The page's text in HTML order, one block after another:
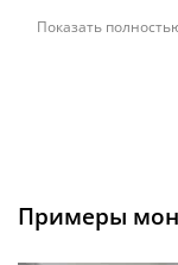
Монтаж
Проверка
Показать
Примеры